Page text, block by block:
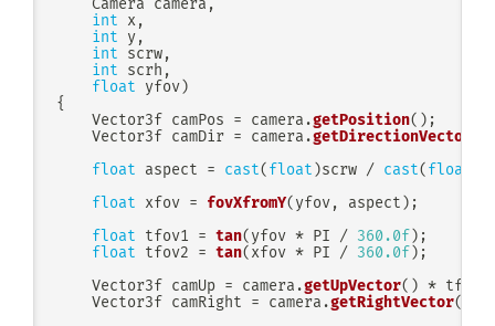
    Camera camera
,
int x,
int y,
int scrw,
int scrh ,
float yfov)
{
    Vector3f camPos
= camera .getPosition( ) ;
    Vector3f camDir
= camera .getDirectionVector
float aspect = cast( float )scrw / cast( float
float xfov = fovXfromY( yfov, aspect ) ;
float tfov1 = tan( yfov * PI / 360.0f ) ;
float tfov2 = tan( xfov * PI / 360.0f ) ;
    Vector3f camUp
= camera .getUpVector( ) * tfov1
    Vector3f camRight
= camera .getRightVector(